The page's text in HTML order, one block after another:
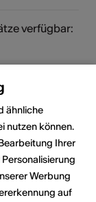
verfügbar:
Ja
ähnliche
nutzen können.
Ihrer
Werbung
auf